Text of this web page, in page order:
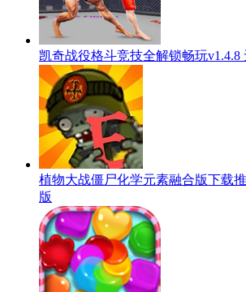
凯奇战役格斗竞技全解锁畅玩v1.4.8
植物大战僵尸化学元素融合版下载
版